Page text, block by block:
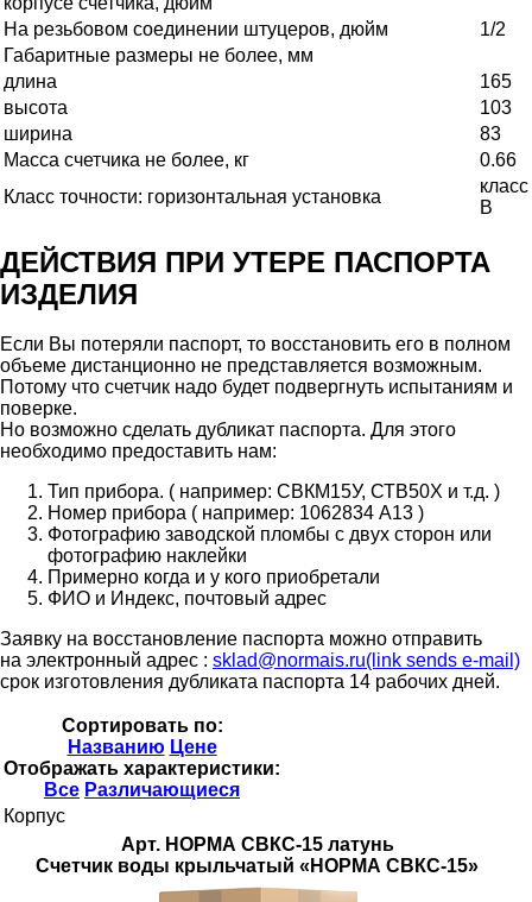
На резьбовом соединении штуцеров, дюйм
1/2
Габаритные размеры не более, мм
длина
165
высота
103
ширина
83
Масса счетчика не более, кг
0.66
Класс точности: горизонтальная установка
класс
В
ДЕЙСТВИЯ ПРИ УТЕРЕ ПАСПОРТА
ИЗДЕЛИЯ
Если Вы потеряли паспорт, то восстановить его в полном
объеме дистанционно не представляется возможным.
Потому что счетчик надо будет подвергнуть испытаниям и
поверке.
Но возможно сделать дубликат паспорта. Для этого
необходимо предоставить нам:
Тип прибора. ( например: СВКМ15У, СТВ50Х и т.д. )
Номер прибора ( например: 1062834 А13 )
Фотографию заводской пломбы с двух сторон или
фотографию наклейки
Примерно когда и у кого приобретали
ФИО и Индекс, почтовый адрес
Заявку на восстановление паспорта можно отправить
на электронный адрес : sklad@normais.ru(link sends e-mail)
срок изготовления дубликата паспорта 14 рабочих дней.
Сортировать по:
Названию Цене
Отображать характеристики:
Все Различающиеся
Корпус
Арт. НОРМА СВКС-15 латунь
Счетчик воды крыльчатый «НОРМА СВКС-15»